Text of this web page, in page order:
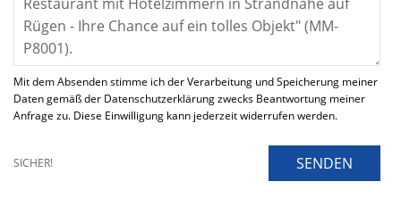
Mit dem Absenden stimme ich der Verarbeitung und Speicherung meiner
Daten gemäß der Datenschutzerklärung zwecks Beantwortung meiner
Anfrage zu. Diese Einwilligung kann jederzeit widerrufen werden.
SICHER! SENDEN